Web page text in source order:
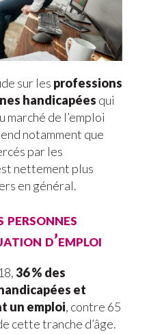
sur les professions
handicapées qui
de l’emploi
notamment que
par les
nettement plus
en général.
personnes
d’emploi
36 % des
et
un emploi, contre 65
cette tranche d’âge.